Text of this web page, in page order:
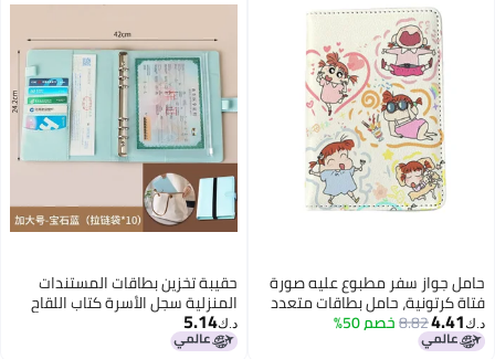
حامل جواز سفر مطبوع عليه صورة
فتاة كرتونية، حامل بطاقات متعدد
الوظائف، حافظة جواز السفر، حافظة
تخزين بطاقات الهوية للأولاد والبنات،
د.ك‏4.41
8.82خصم 50%
حقيبة تخزين بطاقات المستندات
المنزلية سجل الأسرة كتاب اللقاح
شهادة ميلاد الطفل جواز سفر
محمول كتاب مفكك الصفحات
د.ك‏5.14